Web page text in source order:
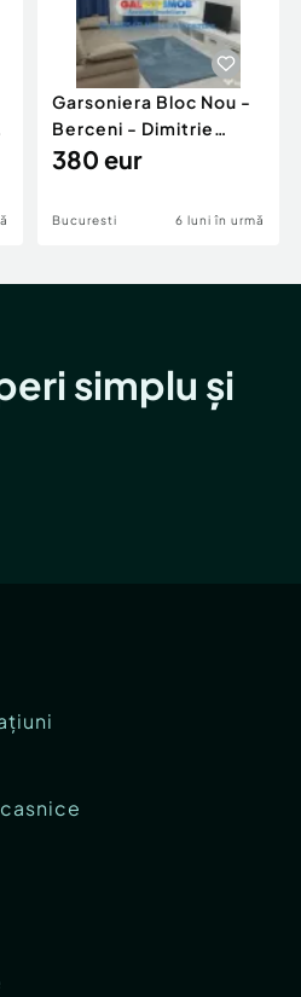
Garsoniera Bloc Nou -
Berceni - Dimitrie
Leonida
380 eur
Bucuresti 6 luni în urmă
simplu și